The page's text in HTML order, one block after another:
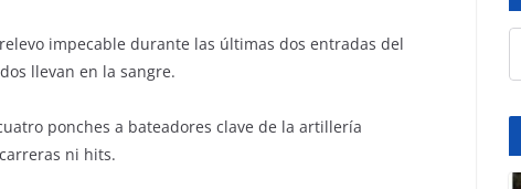
impecable durante las últimas dos entradas del
llevan en la sangre.
ponches a bateadores clave de la artillería
ni hits.